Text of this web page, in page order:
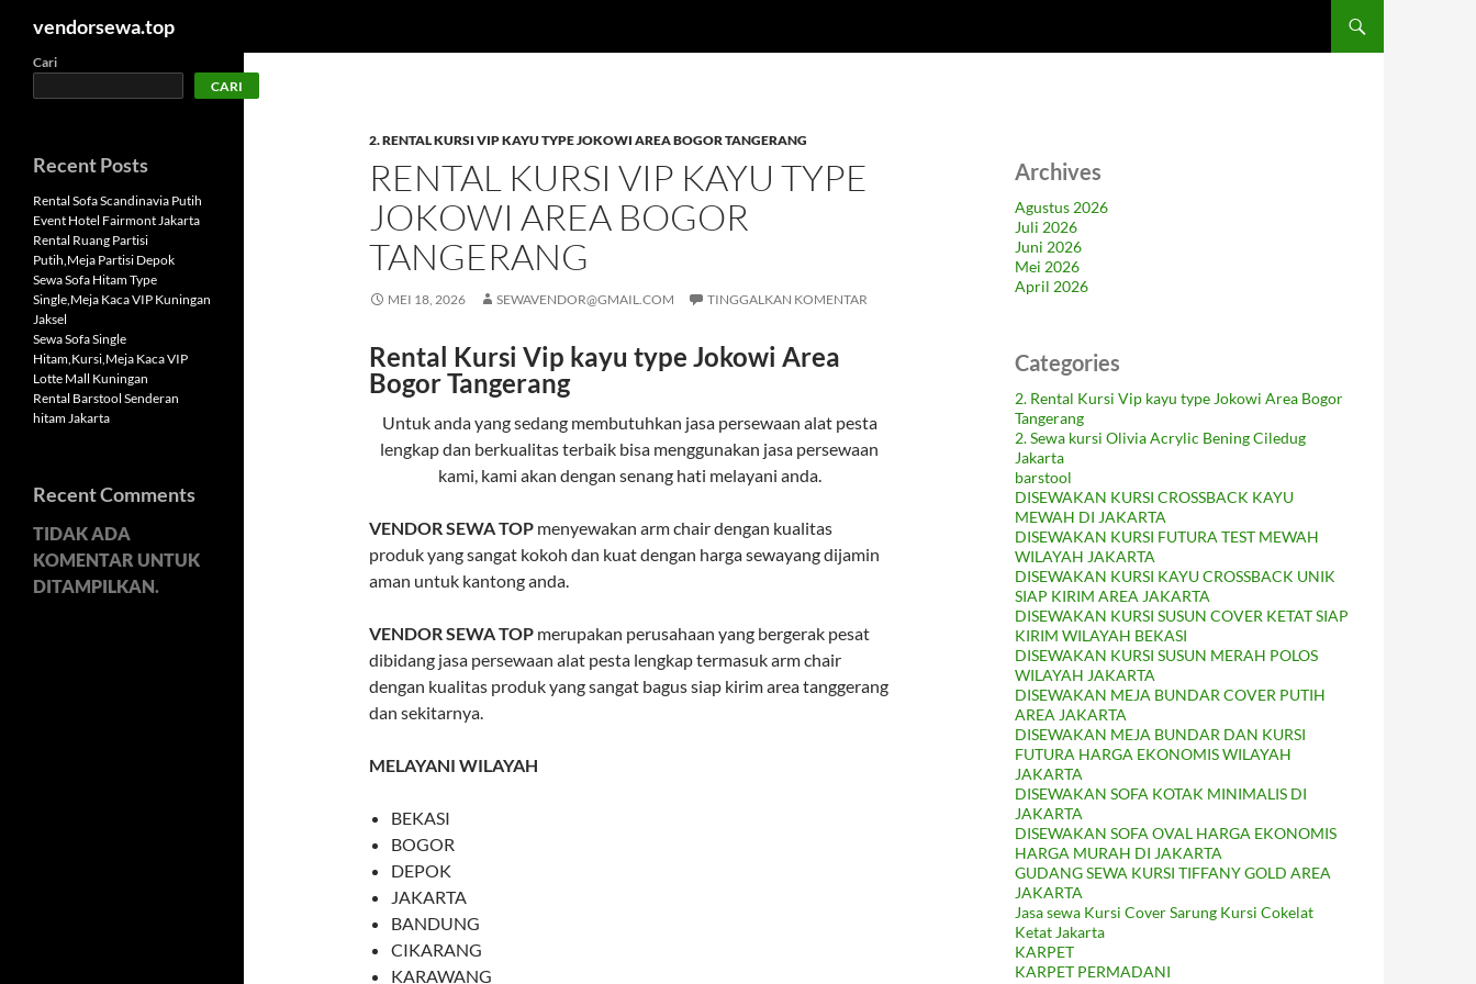
Langsung
vendorsewa.top
2. RENTAL KURSI VIP KAYU TYPE JOKOWI AREA BOGOR TANGERANG
RENTAL KURSI VIP KAYU TYPE
JOKOWI AREA BOGOR
TANGERANG
MEI 18, 2026 SEWAVENDOR@GMAIL.COM TINGGALKAN KOMENTAR
Rental Kursi Vip kayu type Jokowi Area
Bogor Tangerang
Untuk anda yang sedang membutuhkan jasa persewaan alat pesta
lengkap dan berkualitas terbaik bisa menggunakan jasa persewaan
kami, kami akan dengan senang hati melayani anda.
VENDOR SEWA TOP menyewakan arm chair dengan kualitas
produk yang sangat kokoh dan kuat dengan harga sewayang dijamin
aman untuk kantong anda.
VENDOR SEWA TOP merupakan perusahaan yang bergerak pesat
dibidang jasa persewaan alat pesta lengkap termasuk arm chair
dengan kualitas produk yang sangat bagus siap kirim area tanggerang
dan sekitarnya.
MELAYANI WILAYAH
BEKASI
BOGOR
DEPOK
JAKARTA
BANDUNG
CIKARANG
KARAWANG
Archives
Agustus 2026
Juli 2026
Juni 2026
Mei 2026
April 2026
Categories
2. Rental Kursi Vip kayu type Jokowi Area Bogor
Tangerang
2. Sewa kursi Olivia Acrylic Bening Ciledug
Jakarta
barstool
DISEWAKAN KURSI CROSSBACK KAYU
MEWAH DI JAKARTA
DISEWAKAN KURSI FUTURA TEST MEWAH
WILAYAH JAKARTA
DISEWAKAN KURSI KAYU CROSSBACK UNIK
SIAP KIRIM AREA JAKARTA
DISEWAKAN KURSI SUSUN COVER KETAT SIAP
KIRIM WILAYAH BEKASI
DISEWAKAN KURSI SUSUN MERAH POLOS
WILAYAH JAKARTA
DISEWAKAN MEJA BUNDAR COVER PUTIH
AREA JAKARTA
DISEWAKAN MEJA BUNDAR DAN KURSI
FUTURA HARGA EKONOMIS WILAYAH
JAKARTA
DISEWAKAN SOFA KOTAK MINIMALIS DI
JAKARTA
DISEWAKAN SOFA OVAL HARGA EKONOMIS
HARGA MURAH DI JAKARTA
GUDANG SEWA KURSI TIFFANY GOLD AREA
JAKARTA
Jasa sewa Kursi Cover Sarung Kursi Cokelat
Ketat Jakarta
KARPET
KARPET PERMADANI
Cari
CARI
Recent Posts
Rental Sofa Scandinavia Putih
Event Hotel Fairmont Jakarta
Rental Ruang Partisi
Putih,Meja Partisi Depok
Sewa Sofa Hitam Type
Single,Meja Kaca VIP Kuningan
Jaksel
Sewa Sofa Single
Hitam,Kursi,Meja Kaca VIP
Lotte Mall Kuningan
Rental Barstool Senderan
hitam Jakarta
Recent Comments
TIDAK ADA
KOMENTAR UNTUK
DITAMPILKAN.